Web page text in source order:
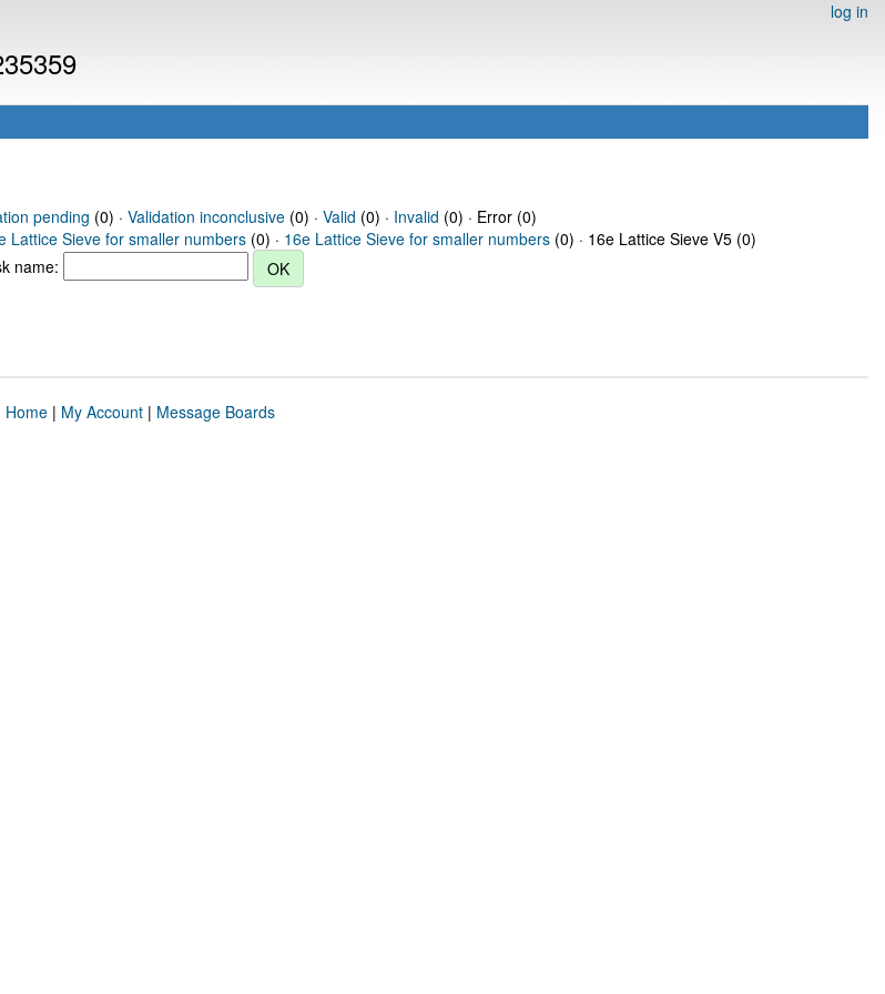
log in
pending (0) · Validation inconclusive(0) · Valid (0) · Invalid (0) · Error (0)
Lattice Sieve for smaller numbers (0) · 16e Lattice Sieve for smaller numbers (0) · 16e Lattice Sieve V5 (0)
name:
Home| My Account| Message Boards